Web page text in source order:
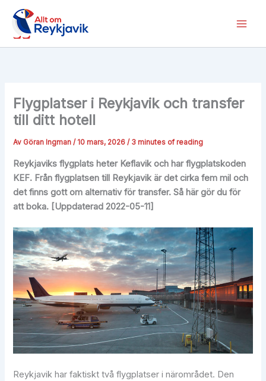
Hoppa
innehåll
Flygplatser i Reykjavik och transfer
till ditt hotell
Av Göran Ingman/ 10 mars, 2026/ 3 minutes of reading
Reykjaviks flygplats heter Keflavik och har flygplatskoden
KEF. Från flygplatsen till Reykjavik är det cirka fem mil och
det finns gott om alternativ för transfer. Så här gör du för
att boka. [Uppdaterad 2022-05-11]
Reykjavik har faktiskt två flygplatser i närområdet. Den